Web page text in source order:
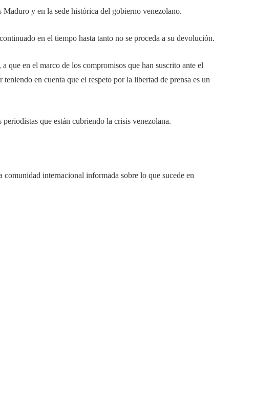
y en la sede histórica del gobierno venezolano.
en el tiempo hasta tanto no se proceda a su devolución.
que en el marco de los compromisos que han suscrito ante el
en cuenta que el respeto por la libertad de prensa es un
que están cubriendo la crisis venezolana.
internacional informada sobre lo que sucede en